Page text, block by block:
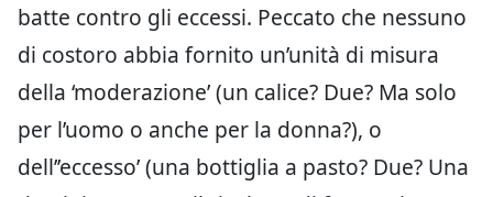
batte contro gli eccessi. Peccato che nessuno
di costoro abbia fornito un’unità di misura
della ‘moderazione’ (un calice? Due? Ma solo
per l’uomo o anche per la donna?), o
dell’’eccesso’ (una bottiglia a pasto? Due? Una